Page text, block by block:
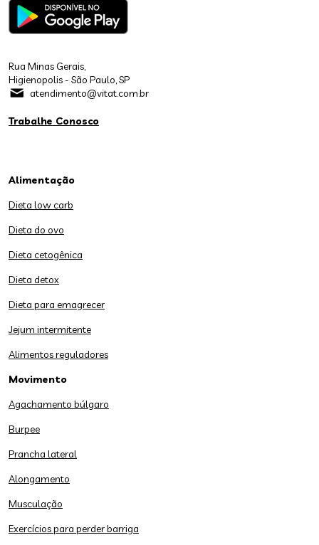
Rua Minas Gerais,
Higienopolis - São Paulo, SP
atendimento@vitat.com.br
Trabalhe Conosco
Alimentação
Dieta low carb
Dieta do ovo
Dieta cetogênica
Dieta detox
Dieta para emagrecer
Jejum intermitente
Alimentos reguladores
Movimento
Agachamento búlgaro
Burpee
Prancha lateral
Alongamento
Musculação
Exercícios para perder barriga